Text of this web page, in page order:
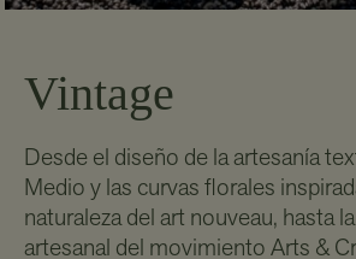
Vintage
Desde el diseño de la artesanía
Medio y las curvas florales
naturaleza del art nouveau, hasta
artesanal del movimiento Arts &